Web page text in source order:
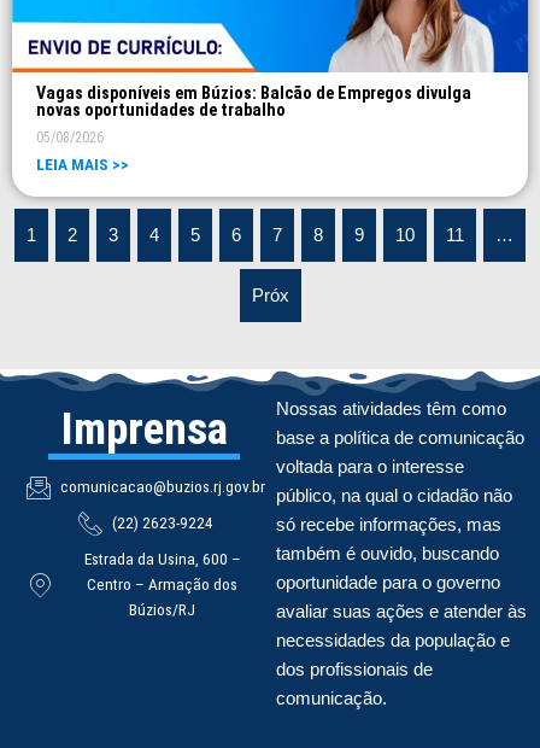
Vagas disponíveis em Búzios: Balcão de Empregos divulga
novas oportunidades de trabalho
05/08/2026
LEIA MAIS >>
1 2 3 4 5 6 7 8 9 10 11 …
Próx
Imprensa
comunicacao@buzios.rj.gov.br
(22) 2623-9224
Estrada da Usina, 600 –
Centro – Armação dos
Búzios/RJ
Nossas atividades têm como
base a política de comunicação
voltada para o interesse
público, na qual o cidadão não
só recebe informações, mas
também é ouvido, buscando
oportunidade para o governo
avaliar suas ações e atender às
necessidades da população e
dos profissionais de
comunicação.